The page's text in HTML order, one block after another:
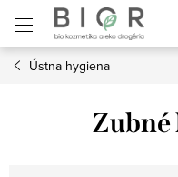
obsah
Ústna hygiena
Zubné